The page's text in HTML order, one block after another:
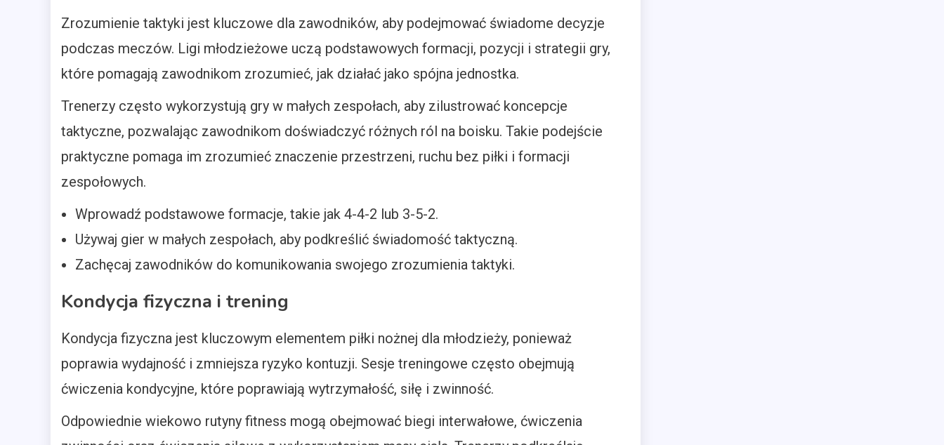
Zrozumienie taktyki jest kluczowe dla zawodników, aby podejmować świadome decyzje
podczas meczów. Ligi młodzieżowe uczą podstawowych formacji, pozycji i strategii gry,
które pomagają zawodnikom zrozumieć, jak działać jako spójna jednostka.
Trenerzy często wykorzystują gry w małych zespołach, aby zilustrować koncepcje
taktyczne, pozwalając zawodnikom doświadczyć różnych ról na boisku. Takie podejście
praktyczne pomaga im zrozumieć znaczenie przestrzeni, ruchu bez piłki i formacji
zespołowych.
Wprowadź podstawowe formacje, takie jak 4-4-2 lub 3-5-2.
Używaj gier w małych zespołach, aby podkreślić świadomość taktyczną.
Zachęcaj zawodników do komunikowania swojego zrozumienia taktyki.
Kondycja fizyczna i trening
Kondycja fizyczna jest kluczowym elementem piłki nożnej dla młodzieży, ponieważ
poprawia wydajność i zmniejsza ryzyko kontuzji. Sesje treningowe często obejmują
ćwiczenia kondycyjne, które poprawiają wytrzymałość, siłę i zwinność.
Odpowiednie wiekowo rutyny fitness mogą obejmować biegi interwałowe, ćwiczenia